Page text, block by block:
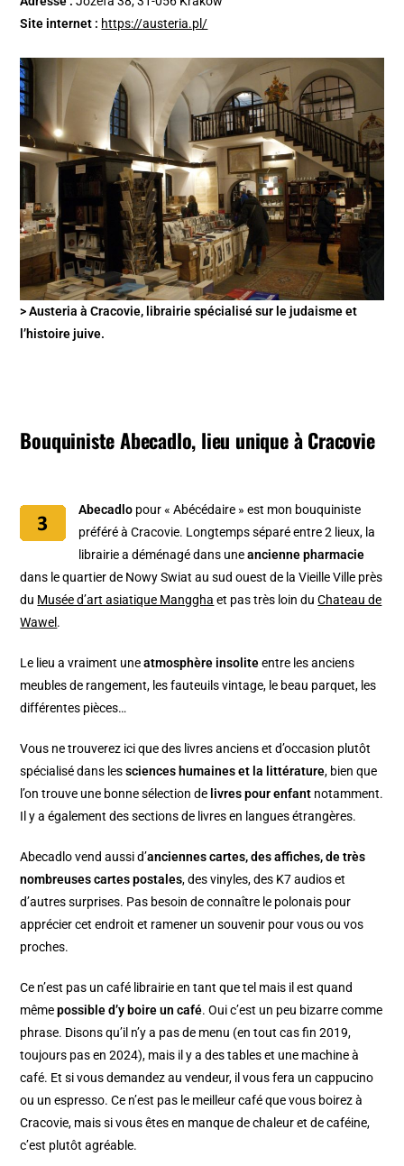
Site internet : https://austeria.pl/
> Austeria à Cracovie, librairie spécialisé sur le judaisme et
l’histoire juive.
Bouquiniste Abecadlo, lieu unique à Cracovie
Abecadlo pour « Abécédaire » est mon bouquiniste
préféré à Cracovie. Longtemps séparé entre 2 lieux, la
librairie a déménagé dans uneancienne pharmacie
dans le quartier de Nowy Swiat au sud ouest de la Vieille Ville près
du Musée d’art asiatique Manggha et pas très loin duChateau de
Wawel .
Le lieu a vraiment uneatmosphère insoliteentre les anciens
meubles de rangement, les fauteuils vintage, le beau parquet, les
différentes pièces…
Vous ne trouverez ici que des livres anciens et d’occasion plutôt
spécialisé dans lessciences humaines et la littérature, bien que
l’on trouve une bonne sélection de livres pour enfant notamment.
Il y a également des sections de livres en langues étrangères.
Abecadlo vend aussi d’anciennes cartes, des affiches, de très
nombreuses cartes postales, des vinyles, des K7 audios et
d’autres surprises. Pas besoin de connaître le polonais pour
apprécier cet endroit et ramener un souvenir pour vous ou vos
proches.
Ce n’est pas un café librairie en tant que tel mais il est quand
mêmepossible d’y boire un café. Oui c’est un peu bizarre comme
phrase. Disons qu’il n’y a pas de menu (en tout cas fin 2019,
toujours pas en 2024), mais il y a des tables et une machine à
café. Et si vous demandez au vendeur, il vous fera un cappucino
ou un espresso. Ce n’est pas le meilleur café que vous boirez à
Cracovie, mais si vous êtes en manque de chaleur et de caféine,
c’est plutôt agréable.